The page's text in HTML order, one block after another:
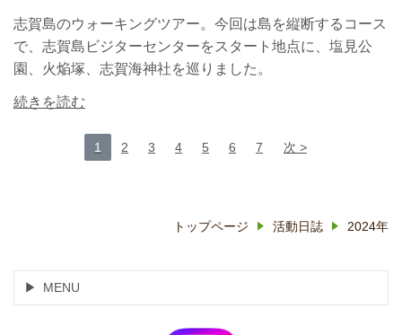
志賀島のウォーキングツアー。今回は島を縦断するコース
で、志賀島ビジターセンターをスタート地点に、塩見公
園、火焔塚、志賀海神社を巡りました。
続きを読む
1 2 3 4 5 6 7 次
トップページ 活動日誌 2024年
MENU